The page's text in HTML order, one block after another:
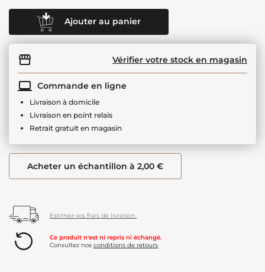
Ajouter au panier
Vérifier votre stock en magasin
Commande en ligne
Livraison à domicile
Livraison en point relais
Retrait gratuit en magasin
Acheter un échantillon à 2,00 €
Estimez vos frais de livraison.
Ce produit n'est ni repris ni échangé.
Consultez nos conditions de retours